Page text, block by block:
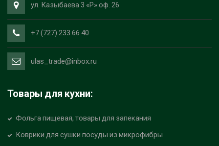
ул. Казыбаева 3 «Р» оф. 26
+7 (727) 233 66 40
ulas_trade@inbox.ru
Товары для кухни:
Фольга пищевая, товары для запекания
Коврики для сушки посуды из микрофибры